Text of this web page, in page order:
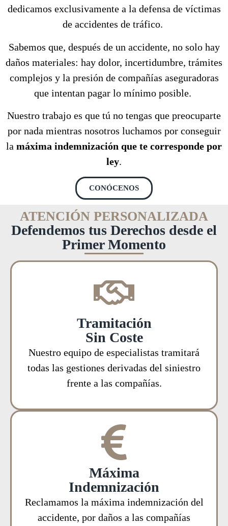
dedicamos exclusivamente a la defensa de víctimas
de accidentes de tráfico.
Sabemos que, después de un accidente, no solo hay
daños materiales: hay dolor, incertidumbre, trámites
complejos y la presión de compañías aseguradoras
que intentan pagar lo mínimo posible.
Nuestro trabajo es que tú no tengas que preocuparte
por nada mientras nosotros luchamos por conseguir
la máxima indemnización que te corresponde por
ley.
CONÓCENOS
ATENCIÓN PERSONALIZADA
Defendemos tus Derechos desde el
Primer Momento
Tramitación
Sin Coste
Nuestro equipo de especialistas tramitará
todas las gestiones derivadas del siniestro
frente a las compañías.
Máxima
Indemnización
Reclamamos la máxima indemnización del
accidente, por daños a las compañías